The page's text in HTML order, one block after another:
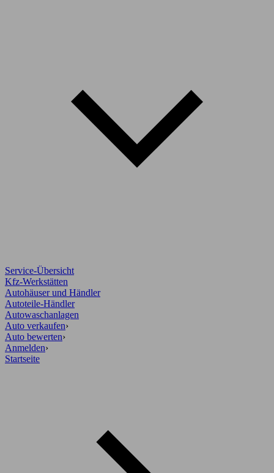
Service-Übersicht
Kfz-Werkstätten
Autohäuser und Händler
Autoteile-Händler
Autowaschanlagen
Auto verkaufen›
Auto bewerten›
Anmelden›
Startseite